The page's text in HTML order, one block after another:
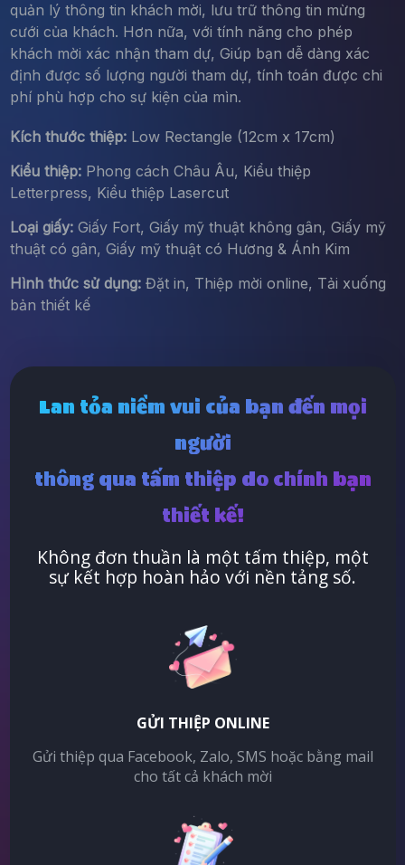
quản lý thông tin khách mời, lưu trữ thông tin mừng
cưới của khách. Hơn nữa, với tính năng cho phép
khách mời xác nhận tham dự, Giúp bạn dễ dàng xác
định được số lượng người tham dự, tính toán được chi
phí phù hợp cho sự kiện của mìn.
Kích thước thiệp:Low Rectangle (12cm x 17cm)
Kiểu thiệp:Phong cách Châu Âu, Kiểu thiệp
Letterpress, Kiểu thiệp Lasercut
Loại giấy:Giấy Fort, Giấy mỹ thuật không gân, Giấy mỹ
thuật có gân, Giấy mỹ thuật có Hương & Ánh Kim
Hình thức sử dụng:Đặt in, Thiệp mời online, Tải xuống
bản thiết kế
Lan tỏa niềm vui của bạn đến mọi
người
thông qua tấm thiệp do chính bạn
thiết kế!
Không đơn thuần là một tấm thiệp, một
sự kết hợp hoàn hảo với nền tảng số.
GỬI THIỆP ONLINE
Gửi thiệp qua Facebook, Zalo, SMS hoặc bằng mail
cho tất cả khách mời